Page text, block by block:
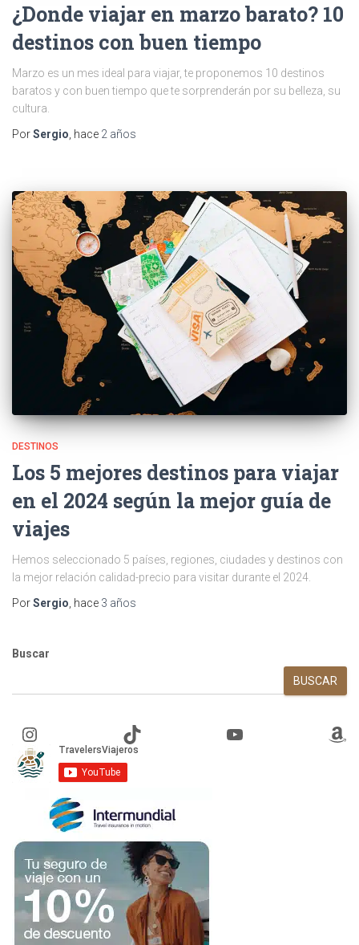
¿Donde viajar en marzo barato? 10
destinos con buen tiempo
Marzo es un mes ideal para viajar, te proponemos 10 destinos
baratos y con buen tiempo que te sorprenderán por su belleza, su
cultura.
PorSergio , hace 2 años
DESTINOS
Los 5 mejores destinos para viajar
en el 2024 según la mejor guía de
viajes
Hemos seleccionado 5 países, regiones, ciudades y destinos con
la mejor relación calidad-precio para visitar durante el 2024.
PorSergio , hace 3 años
Buscar
BUSCAR
Instagram TikTok YouTube Amazon